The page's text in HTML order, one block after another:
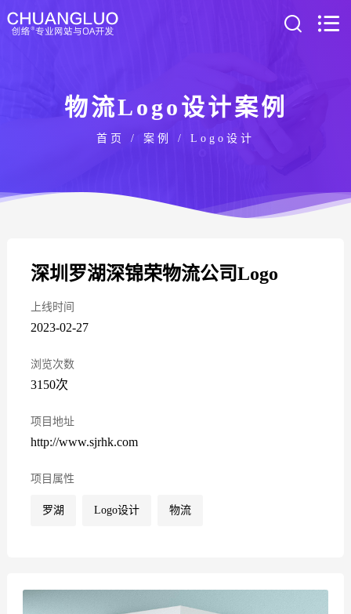
物流Logo设计案例
首页 / 案例 / Logo设计
深圳罗湖深锦荣物流公司Logo
上线时间
2023-02-27
浏览次数
3150次
项目地址
http://www.sjrhk.com
项目属性
罗湖 Logo设计 物流